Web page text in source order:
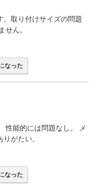
。取り付けサイズの問題
せん。
なった
性能的には問題なし。 メ
がたい。
なった